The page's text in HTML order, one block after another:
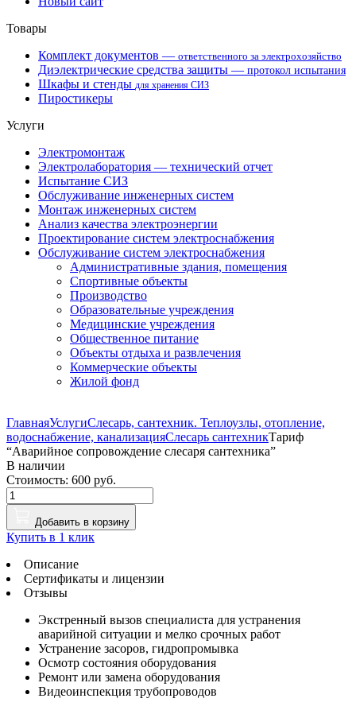
Товары
Комплект документов — ответственного за электрохозяйство
Диэлектрические средства защиты — протокол испытания
Шкафы и стенды для хранения СИЗ
Пиростикеры
Услуги
Электромонтаж
Электролаборатория — технический отчет
Испытание СИЗ
Обслуживание инженерных систем
Монтаж инженерных систем
Анализ качества электроэнергии
Проектирование систем электроснабжения
Обслуживание систем электроснабжения
Административные здания, помещения
Спортивные объекты
Производство
Образовательные учреждения
Медицинские учреждения
Общественное питание
Объекты отдыха и развлечения
Коммерческие объекты
Жилой фонд
ГлавнаяУслугиСлесарь, сантехник. Теплоузлы, отопление,
водоснабжение, канализацияСлесарь сантехникТариф
“Аварийное сопровождение слесаря сантехника”
В наличии
Стоимость: 600 руб.
Добавить в корзину
Купить в 1 клик
Описание
Сертификаты и лицензии
Отзывы
Экстренный вызов специалиста для устранения
аварийной ситуации и мелко срочных работ
Устранение засоров, гидропромывка
Осмотр состояния оборудования
Ремонт или замена оборудования
Видеоинспекция трубопроводов